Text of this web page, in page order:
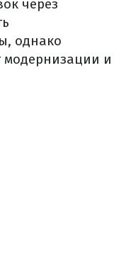
через
однако
модернизации и